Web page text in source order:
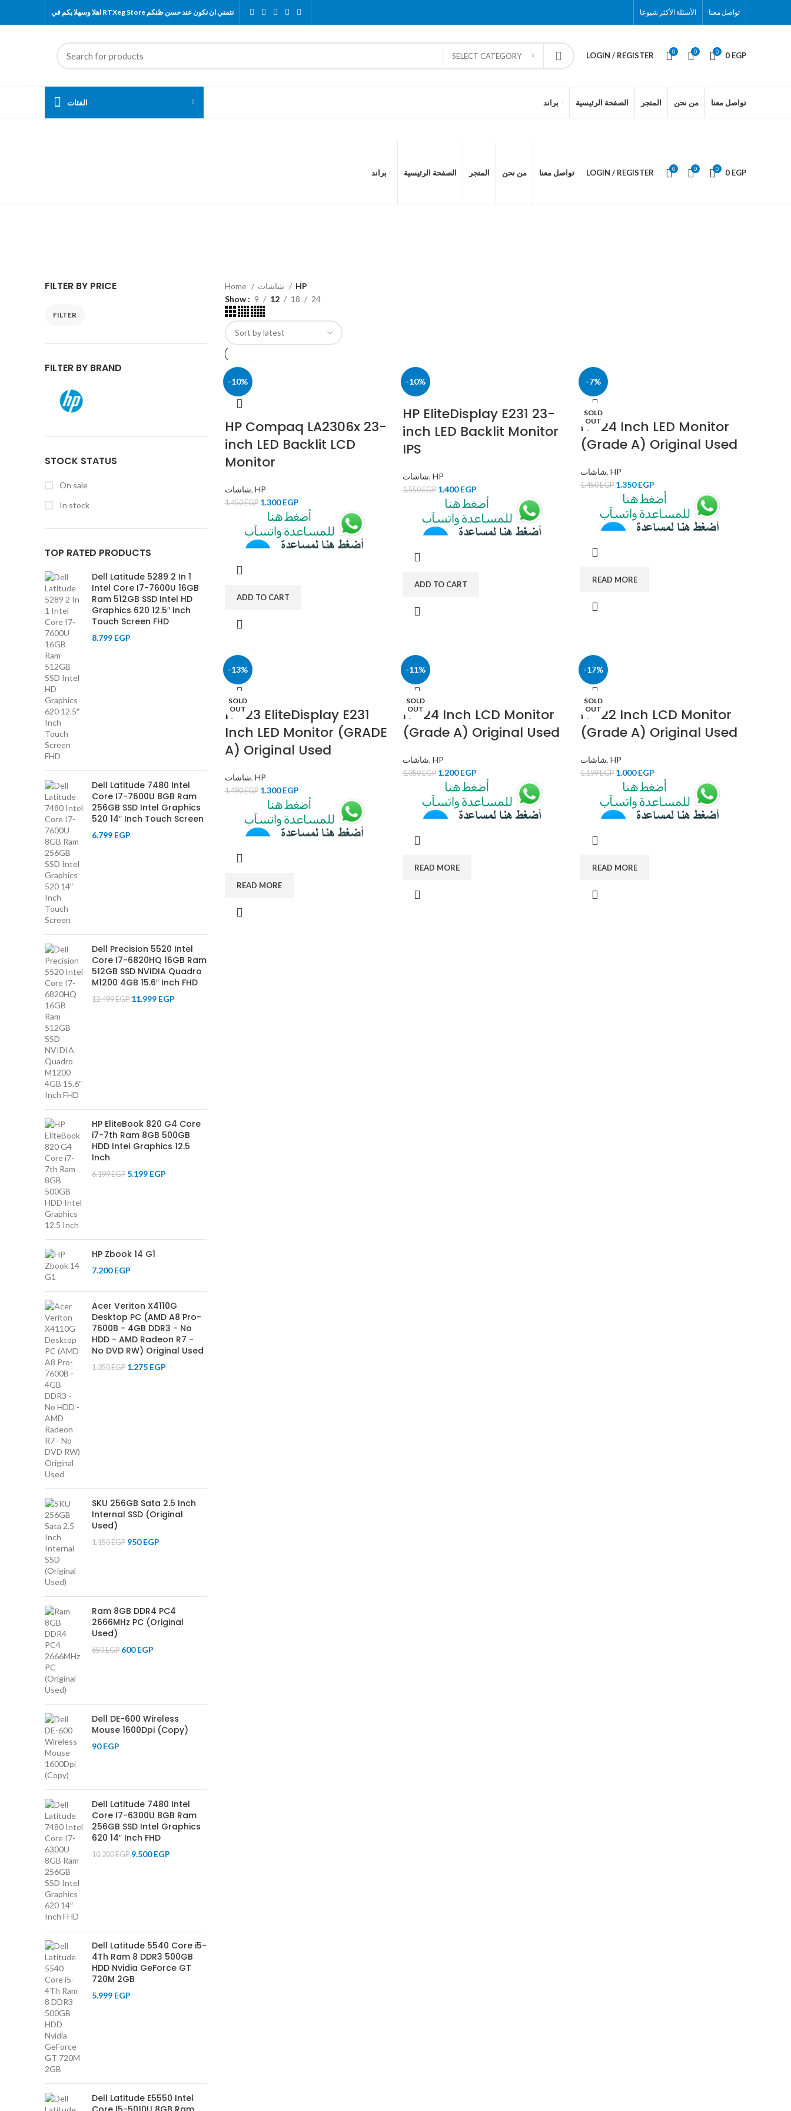
اهلا وسهلا بكم في RTXeg Store نتمني ان نكون عند حسن ظنكم الأسئلة الأكثر شيوعا تواصل معنا
SELECT CATEGORY LOGIN / REGISTER 0 0 0 0 EGP
الفئات براند الصفحة الرئيسية المتجر من نحن تواصل معنا
براند الصفحة الرئيسية المتجر من نحن تواصل معنا LOGIN / REGISTER 0 0 0 0 EGP
FILTER BY PRICE
FILTER
FILTER BY BRAND
STOCK STATUS
On sale
In stock
TOP RATED PRODUCTS
Dell Latitude 5289 2 In 1
Intel Core I7-7600U 16GB
Ram 512GB SSD Intel HD
Graphics 620 12.5″ Inch
Touch Screen FHD
8.799 EGP
Dell Latitude 7480 Intel
Core I7-7600U 8GB Ram
256GB SSD Intel Graphics
520 14″ Inch Touch Screen
6.799 EGP
Dell Precision 5520 Intel
Core I7-6820HQ 16GB Ram
512GB SSD NVIDIA Quadro
M1200 4GB 15.6″ Inch FHD
12.499EGP 11.999 EGP
HP EliteBook 820 G4 Core
i7-7th Ram 8GB 500GB
HDD Intel Graphics 12.5
Inch
6.199EGP 5.199 EGP
HP Zbook 14 G1
7.200EGP
Acer Veriton X4110G
Desktop PC (AMD A8 Pro-
7600B - 4GB DDR3 - No
HDD - AMD Radeon R7 -
No DVD RW) Original Used
1.350EGP 1.275 EGP
SKU 256GB Sata 2.5 Inch
Internal SSD (Original
Used)
1.150EGP 950EGP
Ram 8GB DDR4 PC4
2666MHz PC (Original
Used)
650EGP 600EGP
Dell DE-600 Wireless
Mouse 1600Dpi (Copy)
90EGP
Dell Latitude 7480 Intel
Core I7-6300U 8GB Ram
256GB SSD Intel Graphics
620 14″ Inch FHD
10.200EGP 9.500EGP
Dell Latitude 5540 Core i5-
4Th Ram 8 DDR3 500GB
HDD Nvidia GeForce GT
720M 2GB
5.999 EGP
Dell Latitude E5550 Intel
Home
HP
Show
9 12 18 24
-10%
HP Compaq LA2306x 23-
inch LED Backlit LCD
Monitor
شاشات, HP
1.450EGP 1.300EGP
ADD TO CART
-10%
HP EliteDisplay E231 23-
inch LED Backlit Monitor
IPS
شاشات, HP
1.550EGP 1.400EGP
ADD TO CART
-7%
SOLD
OUT
HP 24 Inch LED Monitor
(Grade A) Original Used
شاشات, HP
1.450EGP 1.350EGP
READ MORE
-13%
SOLD
OUT
HP 23 EliteDisplay E231
Inch LED Monitor (GRADE
A) Original Used
شاشات, HP
1.490EGP 1.300EGP
READ MORE
-11%
SOLD
OUT
HP 24 Inch LCD Monitor
(Grade A) Original Used
شاشات, HP
1.350EGP 1.200EGP
READ MORE
-17%
SOLD
OUT
HP 22 Inch LCD Monitor
(Grade A) Original Used
شاشات, HP
1.199EGP 1.000EGP
READ MORE